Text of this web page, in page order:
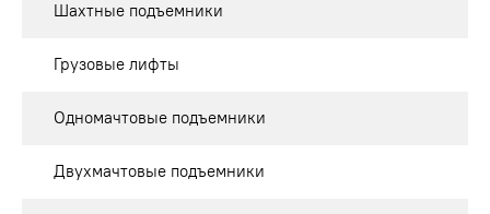
Шахтные подъемники
Грузовые лифты
Одномачтовые подъемники
Двухмачтовые подъемники